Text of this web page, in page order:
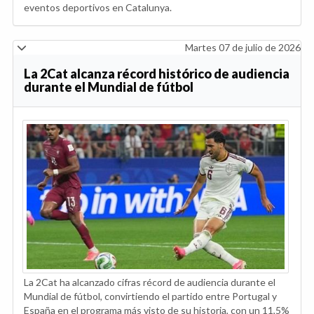
eventos deportivos en Catalunya.
Martes 07 de julio de 2026
La 2Cat alcanza récord histórico de audiencia
durante el Mundial de fútbol
La 2Cat ha alcanzado cifras récord de audiencia durante el
Mundial de fútbol, convirtiendo el partido entre Portugal y
España en el programa más visto de su historia, con un 11,5%